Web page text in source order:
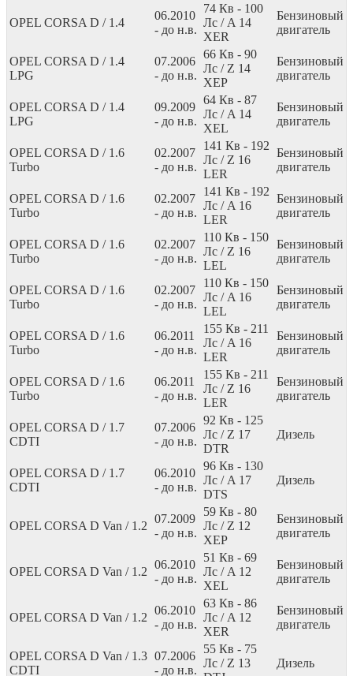
OPEL CORSA D / 1.4
06.2010
- до н.в.
74 Кв - 100
Лс / A 14
XER
Бензиновый
двигатель
OPEL CORSA D / 1.4
LPG
07.2006
- до н.в.
66 Кв - 90
Лс / Z 14
XEP
Бензиновый
двигатель
OPEL CORSA D / 1.4
LPG
09.2009
- до н.в.
64 Кв - 87
Лс / A 14
XEL
Бензиновый
двигатель
OPEL CORSA D / 1.6
Turbo
02.2007
- до н.в.
141 Кв - 192
Лс / Z 16
LER
Бензиновый
двигатель
OPEL CORSA D / 1.6
Turbo
02.2007
- до н.в.
141 Кв - 192
Лс / A 16
LER
Бензиновый
двигатель
OPEL CORSA D / 1.6
Turbo
02.2007
- до н.в.
110 Кв - 150
Лс / Z 16
LEL
Бензиновый
двигатель
OPEL CORSA D / 1.6
Turbo
02.2007
- до н.в.
110 Кв - 150
Лс / A 16
LEL
Бензиновый
двигатель
OPEL CORSA D / 1.6
Turbo
06.2011
- до н.в.
155 Кв - 211
Лс / A 16
LER
Бензиновый
двигатель
OPEL CORSA D / 1.6
Turbo
06.2011
- до н.в.
155 Кв - 211
Лс / Z 16
LER
Бензиновый
двигатель
OPEL CORSA D / 1.7
CDTI
07.2006
- до н.в.
92 Кв - 125
Лс / Z 17
DTR
Дизель
OPEL CORSA D / 1.7
CDTI
06.2010
- до н.в.
96 Кв - 130
Лс / A 17
DTS
Дизель
OPEL CORSA D Van / 1.2
07.2009
- до н.в.
59 Кв - 80
Лс / Z 12
XEP
Бензиновый
двигатель
OPEL CORSA D Van / 1.2
06.2010
- до н.в.
51 Кв - 69
Лс / A 12
XEL
Бензиновый
двигатель
OPEL CORSA D Van / 1.2
06.2010
- до н.в.
63 Кв - 86
Лс / A 12
XER
Бензиновый
двигатель
OPEL CORSA D Van / 1.3
CDTI
07.2006
- до н.в.
55 Кв - 75
Лс / Z 13
Дизель